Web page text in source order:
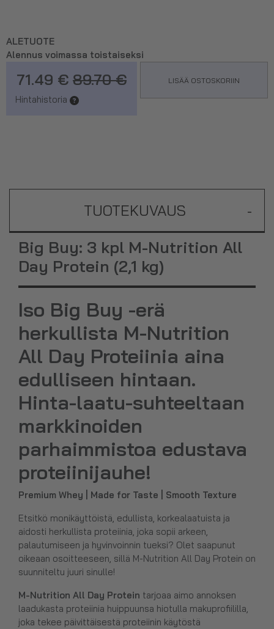
ALETUOTE
Alennus voimassa toistaiseksi
71.49 € 89.70 €
Hintahistoria
LISÄÄ OSTOSKORIIN
TUOTEKUVAUS -
Big Buy: 3 kpl M-Nutrition All
Day Protein (2,1 kg)
Iso Big Buy -erä
herkullista M-Nutrition
All Day Proteiinia aina
edulliseen hintaan.
Hinta-laatu-suhteeltaan
markkinoiden
parhaimmistoa edustava
proteiinijauhe!
Premium Whey | Made for Taste | Smooth Texture
Etsitkö monikäyttöistä, edullista, korkealaatuista ja
aidosti herkullista proteiinia, joka sopii arkeen,
palautumiseen ja hyvinvoinnin tueksi? Olet saapunut
oikeaan osoitteeseen, sillä M-Nutrition All Day Protein on
suunniteltu juuri sinulle!
M-Nutrition All Day Protein tarjoaa aimo annoksen
laadukasta proteiinia huippuunsa hiotulla makuprofiililla,
joka tekee päivittäisestä proteiinin käytöstä